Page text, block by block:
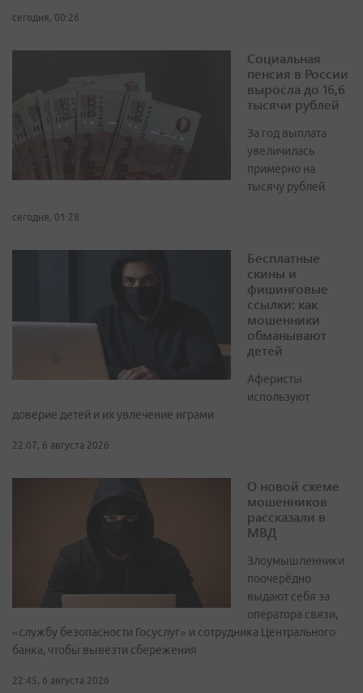
сегодня, 00:26
Социальная
пенсия в России
выросла до 16,6
тысячи рублей
За год выплата
увеличилась
примерно на
тысячу рублей
сегодня, 01:28
Бесплатные
скины и
фишинговые
ссылки: как
мошенники
обманывают
детей
Аферисты
используют
доверие детей и их увлечение играми
22:07, 6 августа 2026
О новой схеме
мошенников
рассказали в
МВД
Злоумышленники
поочерёдно
выдают себя за
оператора связи,
«службу безопасности Госуслуг» и сотрудника Центрального
банка, чтобы вывезти сбережения
22:45, 6 августа 2026